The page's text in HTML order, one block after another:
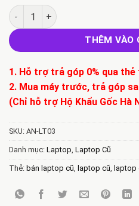
Bán Laptop Cũ Dell Latitude
THÊM VÀO
1. Hỗ trợ trả góp 0% qua thẻ
2. Mua máy trước, trả góp
(Chỉ hỗ trợ Hộ Khẩu Gốc Hà
SKU: AN-LT03
Danh mục: Laptop Laptop Cũ
Thẻ: bán laptop cũ laptop cũ laptop